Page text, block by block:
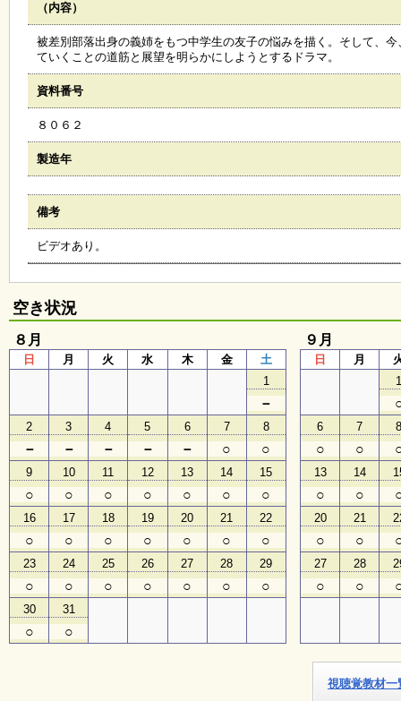
覧
・
ャ
リ
ン
ラ
ン
マ
ガ
ジ
ン
ょ
う
並
木
子
ど
も
向
け
イ
ベ
ン
ト
（内容）
被差別部落出身の義姉をもつ中学生の友子の悩みを描く。そして、
ていくことの道筋と展望を明らかにしようとするドラマ。
資料番号
８０６２
製造年
備考
ビデオあり。
空き状況
８月
日 月 火 水 木 金
土
1
－
2
－
3
－
4
－
5
－
6
－
7
○
8
○
9
○
10
○
11
○
12
○
13
○
14
○
15
○
16
○
17
○
18
○
19
○
20
○
21
○
22
○
23
○
24
○
25
○
26
○
27
○
28
○
29
○
30
○
31
○
９月
日 月
6
○
7
○
13
○
14
○
20
○
21
○
27
○
28
○
視聴覚教材一